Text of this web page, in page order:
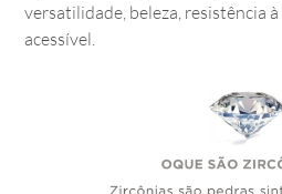
versatilidade, beleza, resistência
acessível.